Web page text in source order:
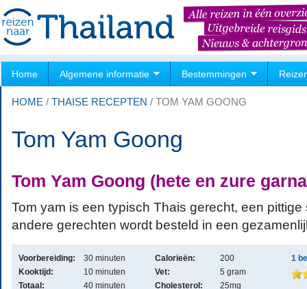
Home Algemene informatie Bestemmingen
HOME / THAISE RECEPTEN / TOM YAM GOONG
Tom Yam Goong
Tom Yam Goong (hete en zure
Tom yam is een typisch Thais gerecht, een
andere gerechten wordt besteld in een
Voorbereiding:
30 minuten
Kooktijd:
10 minuten
Totaal:
40 minuten
Calorieën:
200
Vet:
5 gram
Cholesterol:
25mg
1